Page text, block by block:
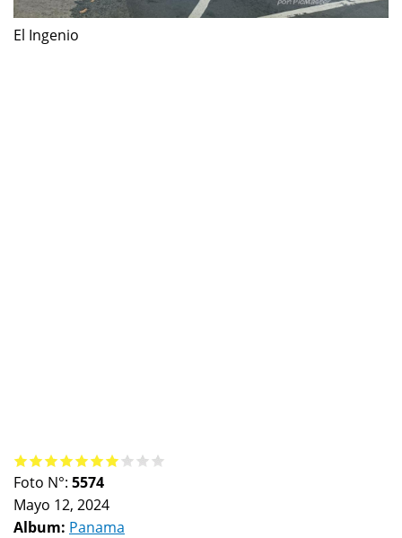
El Ingenio
Foto N°: 5574
Mayo 12, 2024
Album: Panama